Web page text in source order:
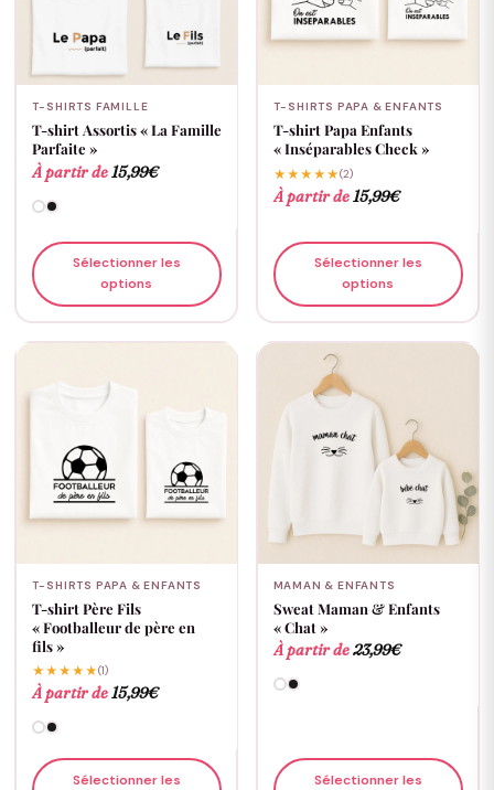
T-SHIRTS FAMILLE
T-shirt Assortis « La Famille
Parfaite »
À partir de15,99€
Sélectionner les
options
T-SHIRTS PAPA & ENFANTS
T-shirt Papa Enfants
« Inséparables Check »
★★★★★(2)
À partir de15,99€
Sélectionner les
options
T-SHIRTS PAPA & ENFANTS
T-shirt Père Fils
« Footballeur de père en
fils »
★★★★★(1)
À partir de15,99€
Sélectionner les
MAMAN & ENFANTS
Sweat Maman & Enfants
« Chat »
À partir de23,99€
Sélectionner les